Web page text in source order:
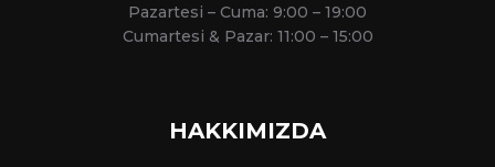
Pazartesi – Cuma: 9:00 – 19:00
Cumartesi & Pazar: 11:00 – 15:00
HAKKIMIZDA